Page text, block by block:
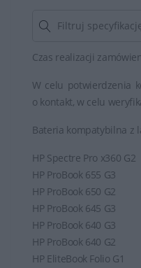
Czas realizacji
W celu potwierdzenia
o kontakt, w celu
Bateria kompatybilna z
HP Spectre Pro x360 G2
HP ProBook 655 G3
HP ProBook 650 G2
HP ProBook 645 G3
HP ProBook 640 G3
HP ProBook 640 G2
HP EliteBook Folio G1